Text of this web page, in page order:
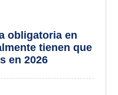
obligatoria en
tienen que
en 2026